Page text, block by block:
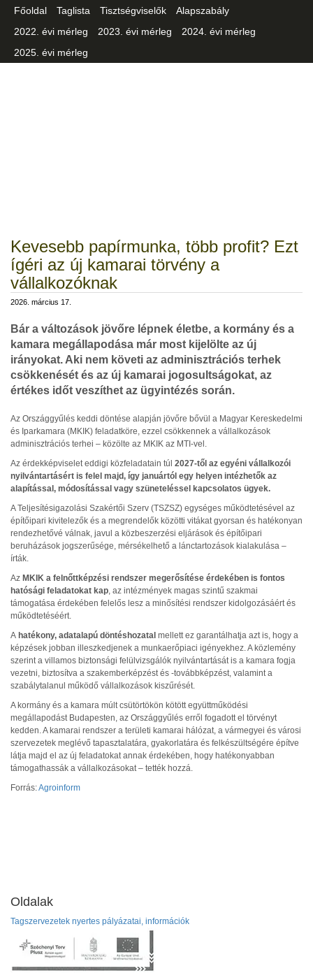
Főoldal Taglista Tisztségviselők
Alapszabály
2022. évi mérleg
2023. évi mérleg
2024. évi mérleg
2025. évi mérleg
Kevesebb papírmunka, több profit? Ezt
ígéri az új kamarai törvény a
vállalkozóknak
2026. március 17.
Bár a változások jövőre lépnek életbe, a kormány és a
kamara megállapodása már most kijelölte az új
irányokat. Aki nem követi az adminisztrációs terhek
csökkenését és az új kamarai jogosultságokat, az
értékes időt veszíthet az ügyintézés során.
Az Országgyűlés keddi döntése alapján jövőre bővül a Magyar Kereskedelmi
és Iparkamara (MKIK) feladatköre, ezzel csökkennek a vállalkozások
adminisztrációs terhei – közölte az MKIK az MTI-vel.
Az érdekképviselet eddigi közfeladatain túl 2027-től az egyéni vállalkozói
nyilvántartásért is felel majd, így januártól egy helyen intézhetők az
alapítással, módosítással vagy szüneteléssel kapcsolatos ügyek.
A Teljesítésigazolási Szakértői Szerv (TSZSZ) egységes működtetésével az
építőipari kivitelezők és a megrendelők közötti vitákat gyorsan és hatékonyan
rendezhetővé válnak, javul a közbeszerzési eljárások és építőipari
beruházások jogszerűsége, mérsékelhető a lánctartozások kialakulása –
írták.
Az MKIK a felnőttképzési rendszer megerősítése érdekében is fontos
hatósági feladatokat kap, az intézmények magas szintű szakmai
támogatása érdekében felelős lesz a minősítési rendszer kidolgozásáért és
működtetéséért.
A hatékony, adatalapú döntéshozatal mellett ez garantálhatja azt is, hogy a
képzések jobban illeszkedjenek a munkaerőpiaci igényekhez. A közlemény
szerint a villamos biztonsági felülvizsgálók nyilvántartását is a kamara fogja
vezetni, biztosítva a szakemberképzést és -továbbképzést, valamint a
szabálytalanul működő vállalkozások kiszűrését.
A kormány és a kamara múlt csütörtökön kötött együttműködési
megállapodást Budapesten, az Országgyűlés erről fogadott el törvényt
kedden. A kamarai rendszer a területi kamarai hálózat, a vármegyei és városi
szervezetek meglévő tapasztalatára, gyakorlatára és felkészültségére építve
látja majd el az új feladatokat annak érdekében, hogy hatékonyabban
támogathassák a vállalkozásokat – tették hozzá.
Forrás:Agroinform
Oldalak
Tagszervezetek nyertes pályázatai, információk